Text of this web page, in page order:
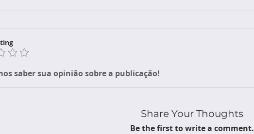
saber sua opinião sobre a publicação!
Share Your Thoughts
Be the first to write a comment.